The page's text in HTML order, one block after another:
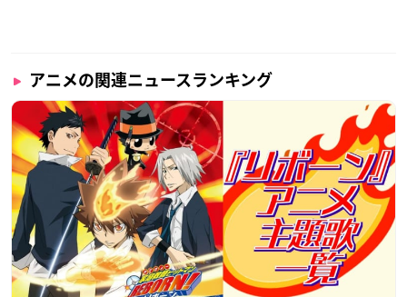
アニメの関連ニュースランキング